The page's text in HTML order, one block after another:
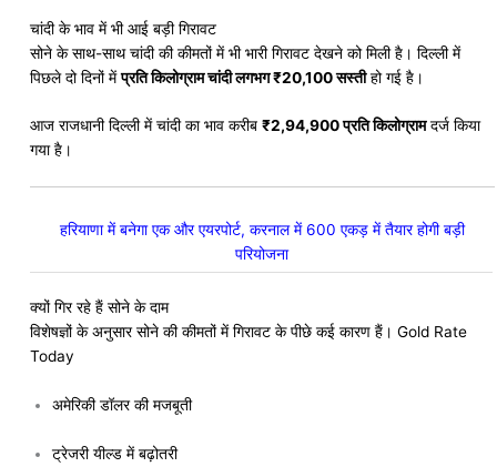
चांदी के भाव में भी आई बड़ी गिरावट
सोने के साथ-साथ चांदी की कीमतों में भी भारी गिरावट देखने को मिली है। दिल्ली में
पिछले दो दिनों मेंप्रति किलोग्राम चांदी लगभग ₹20,100 सस्तीहो गई है।
आज राजधानी दिल्ली में चांदी का भाव करीब₹2,94,900 प्रति किलोग्रामदर्ज किया
गया है।
हरियाणा में बनेगा एक और एयरपोर्ट, करनाल में 600 एकड़ में तैयार होगी बड़ी
परियोजना
क्यों गिर रहे हैं सोने के दाम
विशेषज्ञों के अनुसार सोने की कीमतों में गिरावट के पीछे कई कारण हैं। Gold Rate
Today
अमेरिकी डॉलर की मजबूती
ट्रेजरी यील्ड में बढ़ोतरी